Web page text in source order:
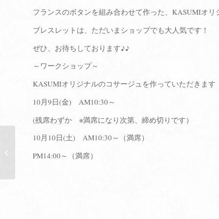
フランスのボタンを組み合わせて作った、KASUMIオリ
ブレスレットは、ただいまショップでも大人気です！
ぜひ、お待ちしております♪♪
～ワークショップ～
KASUMIオリジナルのコサージュを作っていただきます
10月9日(金) AM10:30～
(残席わずか ※満席になり次第、締め切りです）
10月10日(土) AM10:30～（満席）
PM14:00～（満席）
KASUMIオリジナル
毛糸のリースのワーク